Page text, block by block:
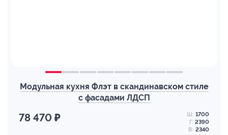
Модульная кухня Флэт в скандинавском стиле
с фасадами ЛДСП
78 470 ₽ Ш: 1700
Г: 2390
В: 2340